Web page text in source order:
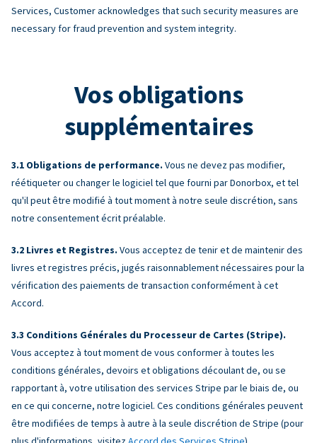
Services, Customer acknowledges that such security measures are
necessary for fraud prevention and system integrity.
Vos obligations
supplémentaires
Obligations de performance. Vous ne devez pas modifier,
réétiqueter ou changer le logiciel tel que fourni par Donorbox, et tel
qu'il peut être modifié à tout moment à notre seule discrétion, sans
notre consentement écrit préalable.
Livres et Registres. Vous acceptez de tenir et de maintenir des
livres et registres précis, jugés raisonnablement nécessaires pour la
vérification des paiements de transaction conformément à cet
Accord.
Conditions Générales du Processeur de Cartes (Stripe).
Vous acceptez à tout moment de vous conformer à toutes les
conditions générales, devoirs et obligations découlant de, ou se
rapportant à, votre utilisation des services Stripe par le biais de, ou
en ce qui concerne, notre logiciel. Ces conditions générales peuvent
être modifiées de temps à autre à la seule discrétion de Stripe (pour